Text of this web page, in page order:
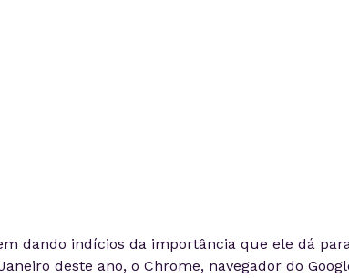
dando indícios da importância que ele dá
deste ano, o Chrome, navegador do